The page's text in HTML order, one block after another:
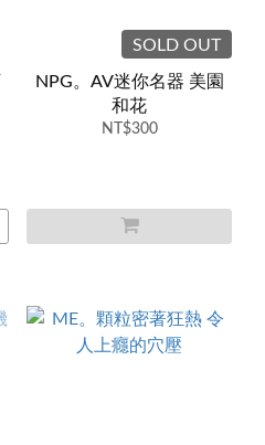
SOLD OUT
NPG。AV迷你名器 美園
和花
NT$300